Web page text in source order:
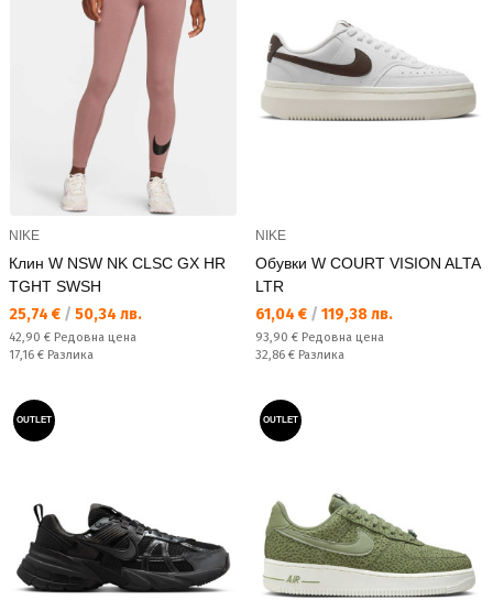
NIKE
Клин W NSW NK CLSC GX HR
TGHT SWSH
Текуща цена:
25,74 € / 50,34 лв.
Редовна цена:
42,90 € Редовна цена
Спестявате:
17,16 € Разлика
NIKE
Обувки W COURT VISION ALTA
LTR
Текуща цена:
61,04 € / 119,38 лв.
Редовна цена:
93,90 € Редовна цена
Спестявате:
32,86 € Разлика
OUTLET OUTLET